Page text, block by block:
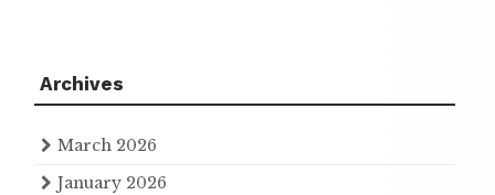
Archives
March 2026
January 2026